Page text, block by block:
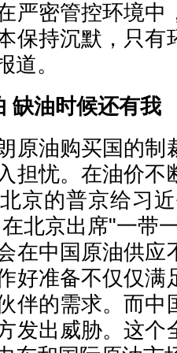
严密管控环境中
保持沉默，只有
道。
缺油时候还有我
原油购买国的制
担忧。在油价不
京的普京给习
北京出席"一带
在中国原油供应
好准备不仅仅满
伴的需求。而中
发出威胁。这个